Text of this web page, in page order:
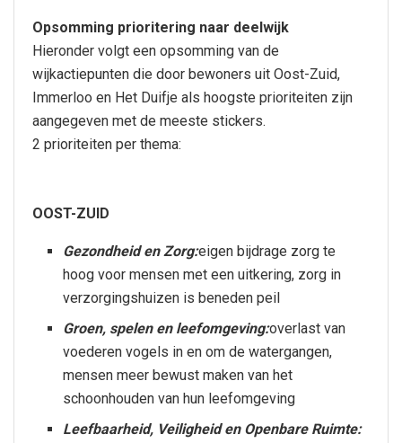
Opsomming prioritering naar deelwijk
Hieronder volgt een opsomming van de
wijkactiepunten die door bewoners uit Oost-Zuid,
Immerloo en Het Duifje als hoogste prioriteiten zijn
aangegeven met de meeste stickers.
2 prioriteiten per thema:
OOST-ZUID
Gezondheid en Zorg:eigen bijdrage zorg te
hoog voor mensen met een uitkering, zorg in
verzorgingshuizen is beneden peil
Groen, spelen en leefomgeving:overlast van
voederen vogels in en om de watergangen,
mensen meer bewust maken van het
schoonhouden van hun leefomgeving
Leefbaarheid, Veiligheid en Openbare Ruimte: